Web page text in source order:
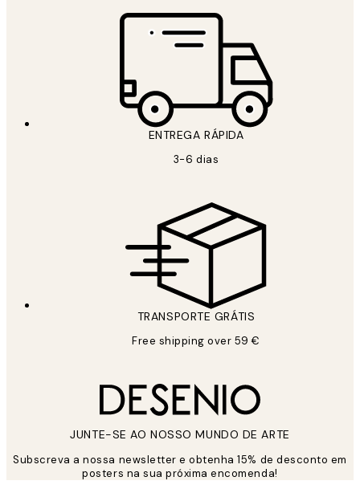
ENTREGA RÁPIDA
3-6 dias
TRANSPORTE GRÁTIS
Free shipping over 59 €
JUNTE-SE AO NOSSO MUNDO DE ARTE
Subscreva a nossa newsletter e obtenha 15% de desconto em
posters na sua próxima encomenda!